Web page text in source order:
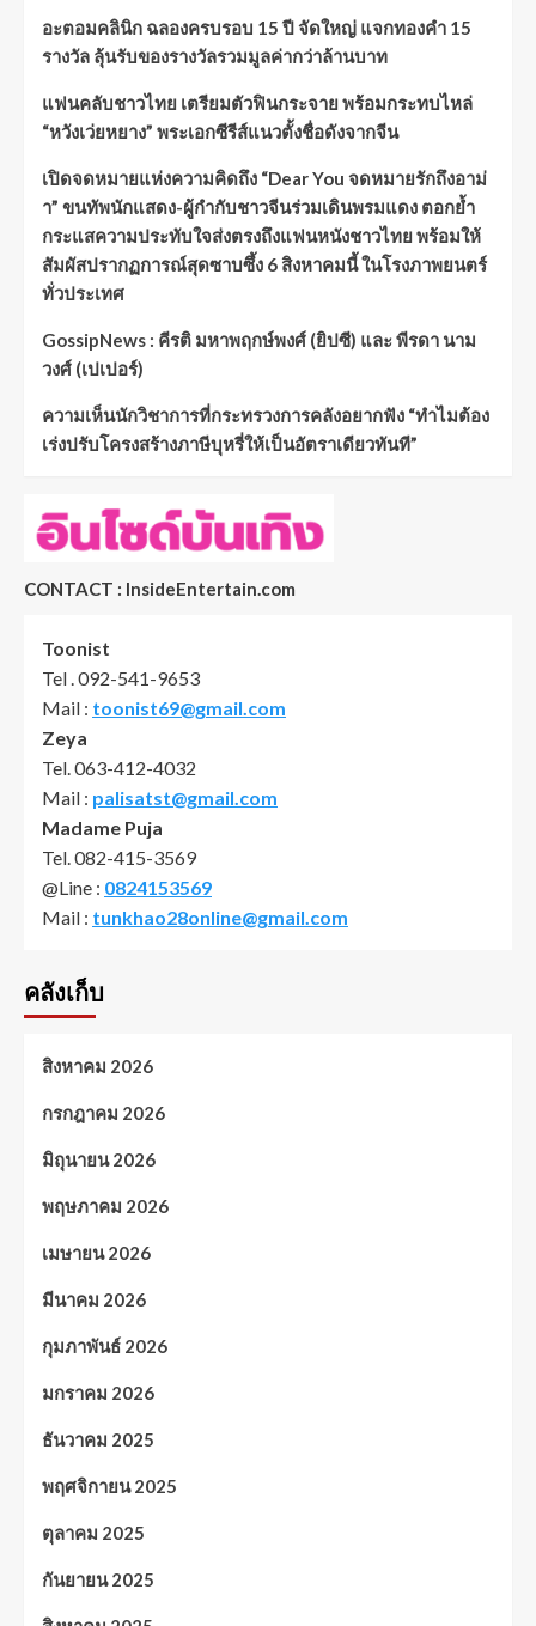
อะตอมคลินิก ฉลองครบรอบ 15 ปี จัดใหญ่ แจกทองคำ 15
รางวัล ลุ้นรับของรางวัลรวมมูลค่ากว่าล้านบาท
แฟนคลับชาวไทย เตรียมตัวฟินกระจาย พร้อมกระทบไหล่
“หวังเว่ยหยาง” พระเอกซีรีส์แนวตั้งชื่อดังจากจีน
เปิดจดหมายแห่งความคิดถึง “Dear You จดหมายรักถึงอาม่
า” ขนทัพนักแสดง-ผู้กำกับชาวจีนร่วมเดินพรมแดง ตอกย้ำ
กระแสความประทับใจส่งตรงถึงแฟนหนังชาวไทย พร้อมให้
สัมผัสปรากฏการณ์สุดซาบซึ้ง 6 สิงหาคมนี้ ในโรงภาพยนตร์
ทั่วประเทศ
GossipNews : คีรติ มหาพฤกษ์พงศ์ (ยิปซี) และ พีรดา นาม
วงศ์ (เปเปอร์)
ความเห็นนักวิชาการที่กระทรวงการคลังอยากฟัง “ทำไมต้อง
เร่งปรับโครงสร้างภาษีบุหรี่ให้เป็นอัตราเดียวทันที”
CONTACT : InsideEntertain.com
Toonist
Tel . 092-541-9653
Mail : toonist69@gmail.com
Zeya
Tel. 063-412-4032
Mail : palisatst@gmail.com
Madame Puja
Tel. 082-415-3569
@Line : 0824153569
Mail : tunkhao28online@gmail.com
คลังเก็บ
สิงหาคม 2026
กรกฎาคม 2026
มิถุนายน 2026
พฤษภาคม 2026
เมษายน 2026
มีนาคม 2026
กุมภาพันธ์ 2026
มกราคม 2026
ธันวาคม 2025
พฤศจิกายน 2025
ตุลาคม 2025
กันยายน 2025